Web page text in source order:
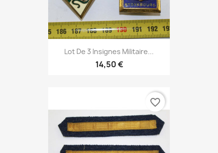
Lot De 3 Insignes Militaire...
14,50 €
favorite_border